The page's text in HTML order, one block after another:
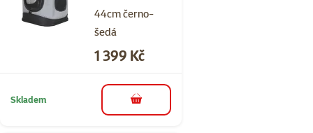
44cm černo-
šedá
Cena
1 399 Kč
Skladem do košíku